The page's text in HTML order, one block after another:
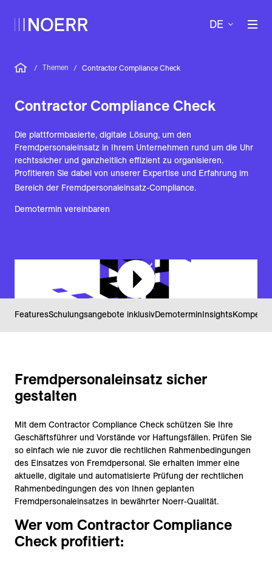
DE
/ Themen / Contractor Compliance Check
Contractor Compliance Check
Die plattformbasierte, digitale Lösung, um den
Fremdpersonaleinsatz in Ihrem Unternehmen rund um die Uhr
rechtssicher und ganzheitlich effizient zu organisieren.
Profitieren Sie dabei von unserer Expertise und Erfahrung im
Bereich der Fremdpersonaleinsatz-Compliance.
Demotermin vereinbaren
FeaturesSchulungsangebote inklusivDemoterminInsights
Fremdpersonaleinsatz sicher
gestalten
Mit dem Contractor Compliance Check schützen Sie Ihre
Geschäftsführer und Vorstände vor Haftungsfällen. Prüfen Sie
so einfach wie nie zuvor die rechtlichen Rahmenbedingungen
des Einsatzes von Fremdpersonal. Sie erhalten immer eine
aktuelle, digitale und automatisierte Prüfung der rechtlichen
Rahmenbedingungen des von Ihnen geplanten
Fremdpersonaleinsatzes in bewährter Noerr-Qualität.
Wer vom Contractor Compliance
Check profitiert: